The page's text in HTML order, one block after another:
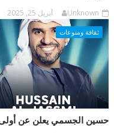
Unknown أبريل 25, 2025
ثقافة ومنوعات
حسين الجسمي يعلن عن أولى